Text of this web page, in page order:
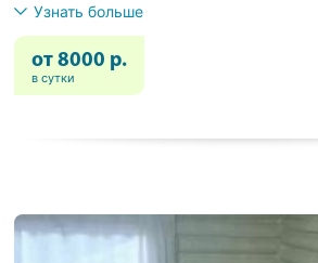
Узнать больше
от 8000 р.
в сутки